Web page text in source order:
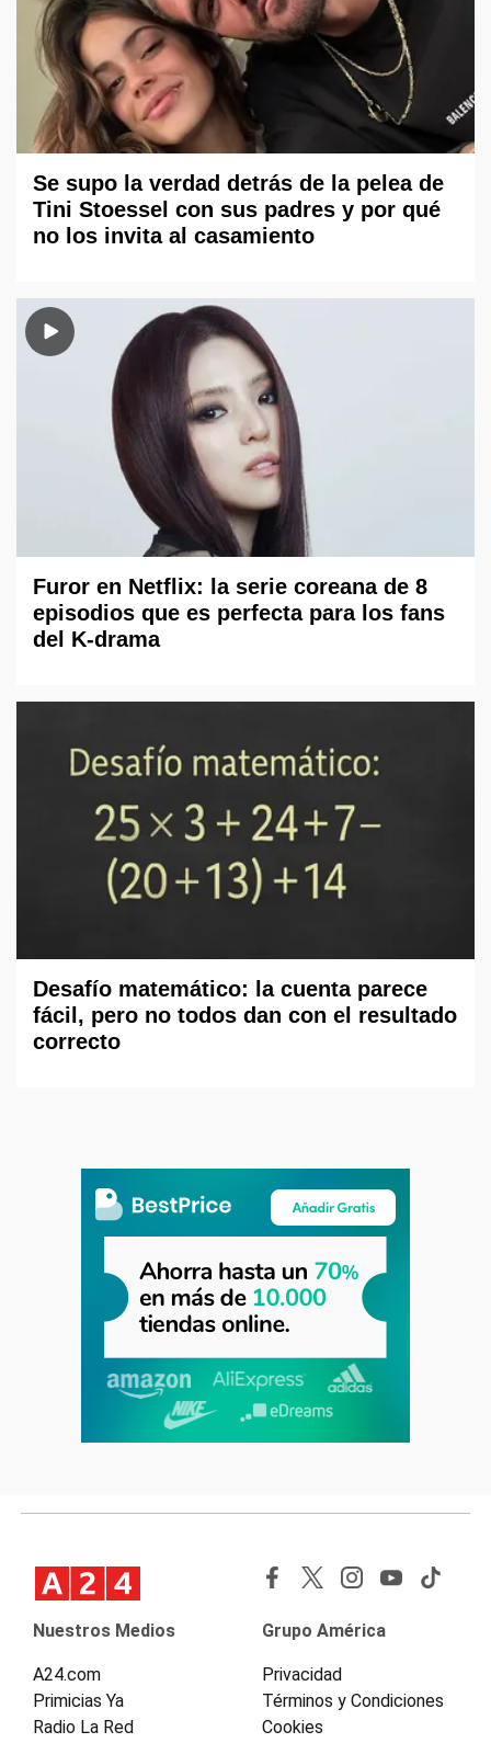
Se supo la verdad detrás de la pelea de
Tini Stoessel con sus padres y por qué
no los invita al casamiento
Furor en Netflix: la serie coreana de 8
episodios que es perfecta para los fans
del K-drama
Desafío matemático: la cuenta parece
fácil, pero no todos dan con el resultado
correcto
Nuestros Medios
A24.com
Primicias Ya
Radio La Red
Grupo América
Privacidad
Términos y Condiciones
Cookies